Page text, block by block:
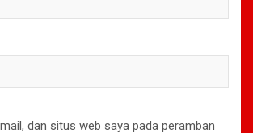
dan situs web saya pada peramban